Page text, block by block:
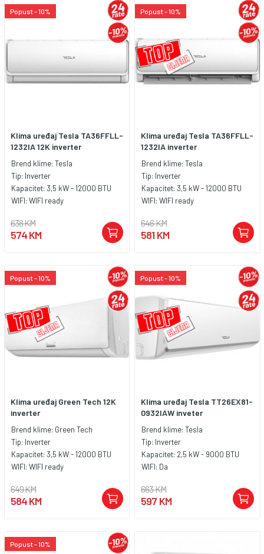
Popust - 10%
Klima uređaj Tesla TA36FFLL-
1232IA 12K inverter
Brend klime: Tesla
Tip: Inverter
Kapacitet: 3,5 kW - 12000 BTU
WIFI: WIFI ready
638 KM
574 KM
Popust - 10%
Klima uređaj Tesla TA36FFLL-
1232IA inverter
Brend klime: Tesla
Tip: Inverter
Kapacitet: 3,5 kW - 12000 BTU
WIFI: WIFI ready
646 KM
581 KM
Popust - 10%
Klima uređaj Green Tech 12K
inverter
Brend klime: Green Tech
Tip: Inverter
Kapacitet: 3,5 kW - 12000 BTU
WIFI: WIFI ready
649 KM
584 KM
Popust - 10%
Klima uređaj Tesla TT26EX81-
0932IAW inveter
Brend klime: Tesla
Tip: Inverter
Kapacitet: 2,5 kW - 9000 BTU
WIFI: Da
663 KM
597 KM
Popust - 10%